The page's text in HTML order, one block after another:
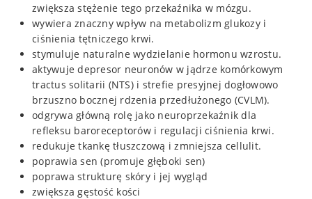
zwiększa stężenie tego przekaźnika w mózgu.
wywiera znaczny wpływ na metabolizm glukozy i
ciśnienia tętniczego krwi.
stymuluje naturalne wydzielanie hormonu wzrostu.
aktywuje depresor neuronów w jądrze komórkowym
tractus solitarii (NTS) i strefie presyjnej dogłowowo
brzuszno bocznej rdzenia przedłużonego (CVLM).
odgrywa główną rolę jako neuroprzekaźnik dla
refleksu baroreceptorów i regulacji ciśnienia krwi.
redukuje tkankę tłuszczową i zmniejsza cellulit.
poprawia sen (promuje głęboki sen)
poprawa strukturę skóry i jej wygląd
zwiększa gęstość kości